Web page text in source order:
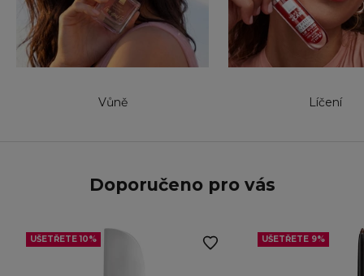
Vůně Líčení
Doporučeno pro vás
UŠETŘETE 10% UŠETŘETE 9%